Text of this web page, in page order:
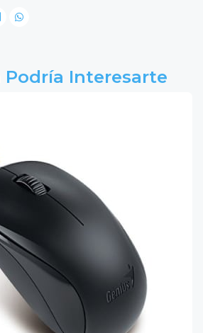
Podría Interesarte